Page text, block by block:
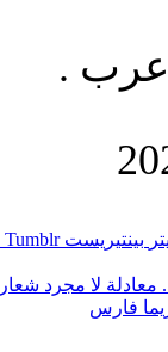
.
بينتيريست Tumblr
معادلة لا مجرد
فارس